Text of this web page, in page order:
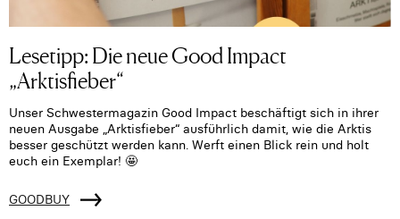
Lesetipp: Die neue Good Impact
„Arktisfieber“
Unser Schwestermagazin Good Impact beschäftigt sich in ihrer
neuen Ausgabe „Arktisfieber“ ausführlich damit, wie die Arktis
besser geschützt werden kann. Werft einen Blick rein und holt
euch ein Exemplar! 🤩
GOODBUY